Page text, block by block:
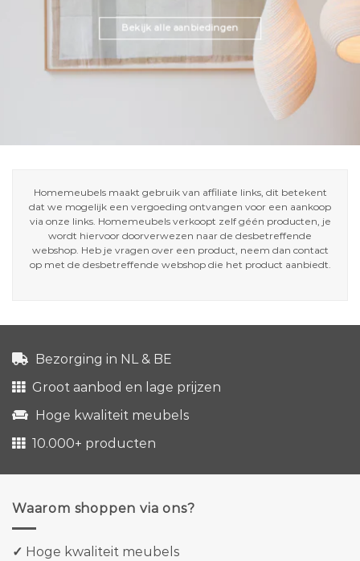
Bekijk alle aanbiedingen
Homemeubels maakt gebruik van affiliate links, dit betekent
dat we mogelijk een vergoeding ontvangen voor een aankoop
via onze links. Homemeubels verkoopt zelf géén producten, je
wordt hiervoor doorverwezen naar de desbetreffende
webshop. Heb je vragen over een product, neem dan contact
op met de desbetreffende webshop die het product aanbiedt.
Bezorging in NL & BE
Groot aanbod en lage prijzen
Hoge kwaliteit meubels
10.000+ producten
Waarom shoppen via ons?
✓ Hoge kwaliteit meubels